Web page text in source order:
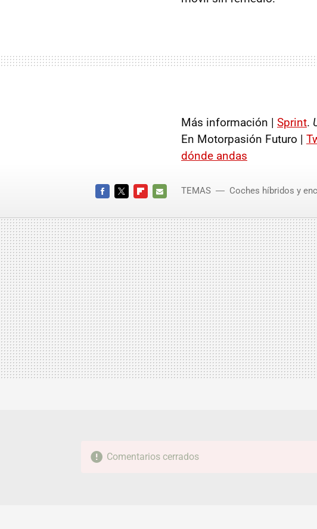
Más información | Sprint.
En Motorpasión Futuro |
dónde andas
MAIL
TEMAS Coches híbridos y
Comentarios cerrados